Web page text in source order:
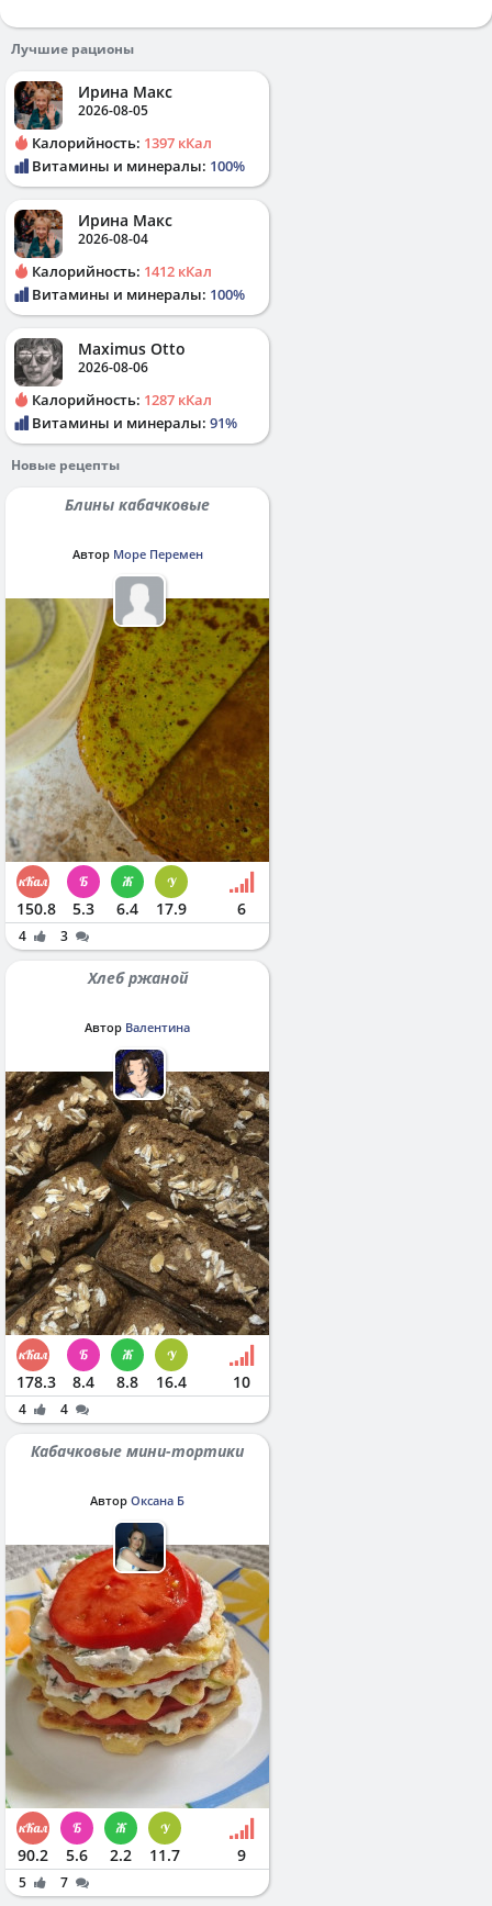
Лучшие рационы
Ирина Макс
2026-08-05
Калорийность: 1397 кКал
Витамины и минералы: 100%
Ирина Макс
2026-08-04
Калорийность: 1412 кКал
Витамины и минералы: 100%
Maximus Otto
2026-08-06
Калорийность: 1287 кКал
Витамины и минералы: 91%
Новые рецепты
Блины кабачковые
Автор Море Перемен
150.8 5.3 6.4 17.9 6
4 3
Хлеб ржаной
Автор Валентина
178.3 8.4 8.8 16.4 10
4 4
Кабачковые мини-тортики
Автор Оксана Б
90.2 5.6 2.2 11.7 9
5
7